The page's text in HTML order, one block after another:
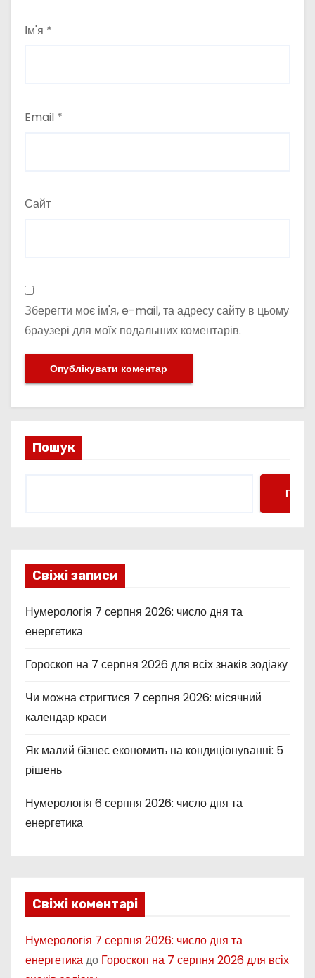
Ім'я *
Email *
Сайт
Зберегти моє ім'я, e-mail, та адресу сайту в цьому
браузері для моїх подальших коментарів.
Пошук
Свіжі записи
Нумерологія 7 серпня 2026: число дня та
енергетика
Гороскоп на 7 серпня 2026 для всіх знаків зодіаку
Чи можна стригтися 7 серпня 2026: місячний
календар краси
Як малий бізнес економить на кондиціонуванні: 5
рішень
Нумерологія 6 серпня 2026: число дня та
енергетика
Свіжі коментарі
Нумерологія 7 серпня 2026: число дня та
енергетикадо Гороскоп на 7 серпня 2026 для всіх